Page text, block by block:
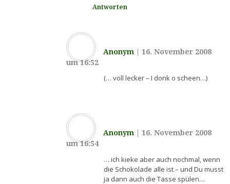
Antworten
Anonym | 16. November 2008
um 16:52
(… voll lecker – I donk o scheen…)
Anonym| 16. November 2008
um 16:54
… ich kieke aber auch nochmal, wenn
die Schokolade alle ist – und Du musst
ja dann auch die Tasse spülen…